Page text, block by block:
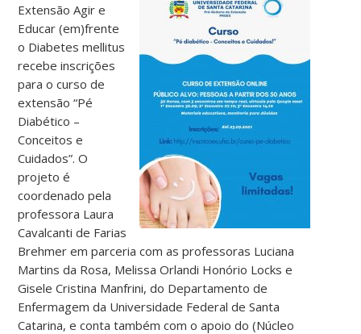
Extensão Agir e
Educar (em)frente
o Diabetes mellitus
recebe inscrições
para o curso de
extensão “Pé
Diabético –
Conceitos e
Cuidados”. O
projeto é
coordenado pela
professora Laura
Cavalcanti de Farias
Brehmer em parceria com as professoras Luciana
Martins da Rosa, Melissa Orlandi Honório Locks e
Gisele Cristina Manfrini, do Departamento de
Enfermagem da Universidade Federal de Santa
Catarina, e conta também com o apoio do (Núcleo